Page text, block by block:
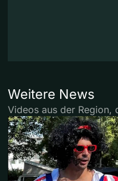
Weitere News
Videos aus der Region,